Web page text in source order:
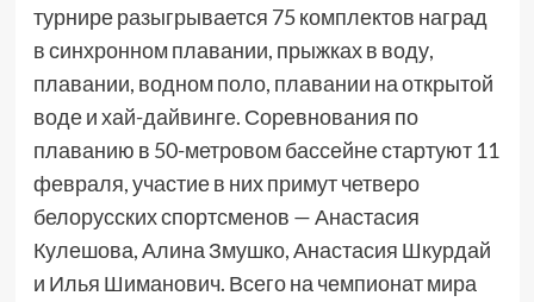
турнире разыгрывается 75 комплектов наград
в синхронном плавании, прыжках в воду,
плавании, водном поло, плавании на открытой
воде и хай-дайвинге. Соревнования по
плаванию в 50-метровом бассейне стартуют 11
февраля, участие в них примут четверо
белорусских спортсменов — Анастасия
Кулешова, Алина Змушко, Анастасия Шкурдай
и Илья Шиманович. Всего на чемпионат мира